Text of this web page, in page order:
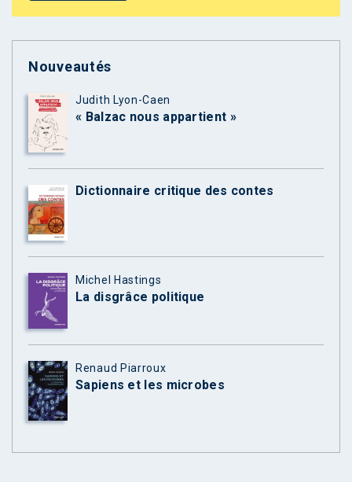
Nouveautés
Judith Lyon-Caen
« Balzac nous appartient »
Dictionnaire critique des contes
Michel Hastings
La disgrâce politique
Renaud Piarroux
Sapiens et les microbes